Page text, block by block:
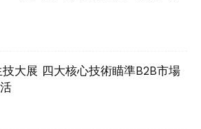
大展 四大核心技術瞄準B2B市場